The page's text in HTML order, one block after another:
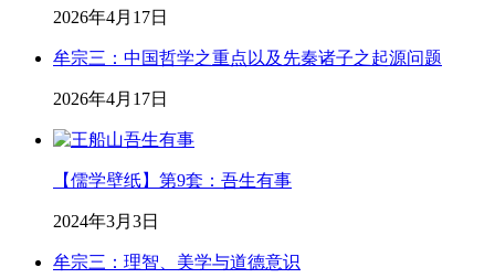
2026年4月17日
牟宗三：中国哲学之重点以及先秦诸子之起源问题
2026年4月17日
【儒学壁纸】第9套：吾生有事
2024年3月3日
牟宗三：理智、美学与道德意识